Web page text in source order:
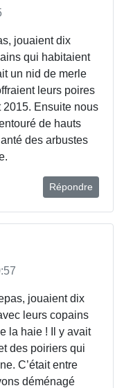
jouaient dix
qui habitaient
un nid de merle
leurs poires
2015. Ensuite nous
de hauts
des arbustes
Répondre
jouaient dix
leurs copains
la haie ! Il y avait
des poiriers qui
C’était entre
déménagé